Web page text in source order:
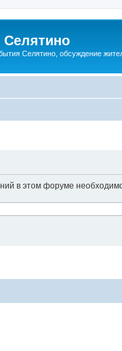
Селятино, обсуждение
в этом форуме необходимо